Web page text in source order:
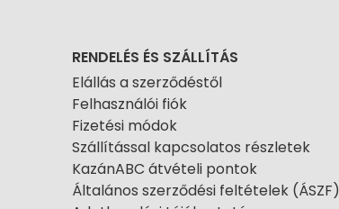
RENDELÉS ÉS SZÁLLÍTÁS
Elállás a szerződéstől
Felhasználói fiók
Fizetési módok
Szállítással kapcsolatos részletek
KazánABC átvételi pontok
Általános szerződési feltételek (ÁSZF)